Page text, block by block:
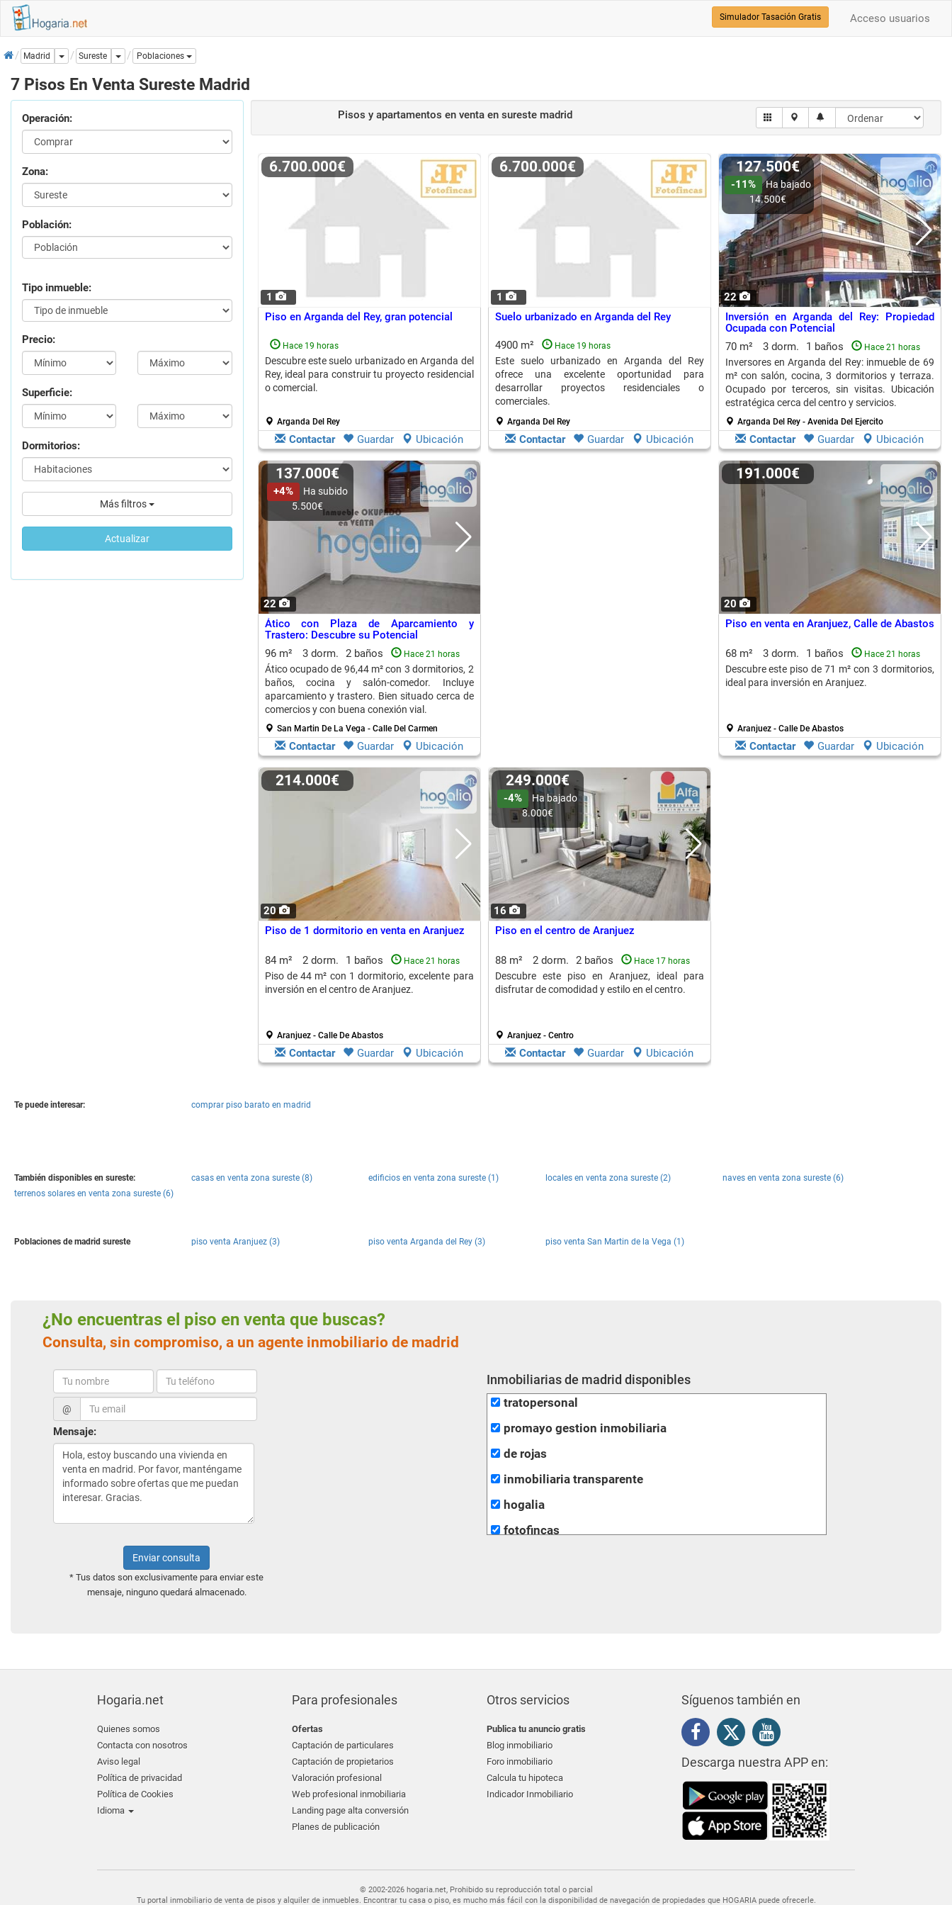
Acceso usuarios
Simulador Tasación Gratis
InicioMadrid Dropdown
Sureste Dropdown
Poblaciones
7 Pisos En Venta Sureste Madrid
Operación:
Zona:
Población:
Tipo inmueble:
Precio:
Superficie:
Dormitorios:
Más filtros
Actualizar
Pisos y apartamentos en venta en sureste madrid
1
6.700.000€
Piso en Arganda del Rey, gran potencial
Hace 19 horas
Descubre este suelo urbanizado en Arganda del
Rey, ideal para construir tu proyecto residencial
o comercial.
Arganda Del Rey
Contactar Guardar Ubicación
1
6.700.000€
Suelo urbanizado en Arganda del Rey
4900 m² Hace 19 horas
Este suelo urbanizado en Arganda del Rey
ofrece una excelente oportunidad para
desarrollar proyectos residenciales o
comerciales.
Arganda Del Rey
Contactar Guardar Ubicación
22
127.500€
-11%
Ha bajado
14.500€
Inversión en Arganda del Rey: Propiedad
Ocupada con Potencial
70 m²
3 dorm. 1 baños Hace 21 horas
Inversores en Arganda del Rey: inmueble de 69
m² con salón, cocina, 3 dormitorios y terraza.
Ocupado por terceros, sin visitas. Ubicación
estratégica cerca del centro y servicios.
Arganda Del Rey - Avenida Del Ejercito
Contactar Guardar Ubicación
22
137.000€
+4%
Ha subido
5.500€
Ático con Plaza de Aparcamiento y
Trastero: Descubre su Potencial
96 m²
3 dorm. 2 baños Hace 21 horas
Ático ocupado de 96,44 m² con 3 dormitorios, 2
baños, cocina y salón-comedor. Incluye
aparcamiento y trastero. Bien situado cerca de
comercios y con buena conexión vial.
San Martin De La Vega - Calle Del Carmen
Contactar Guardar Ubicación
20
191.000€
Piso en venta en Aranjuez, Calle de Abastos
68 m² 3 dorm. 1 baños Hace 21 horas
Descubre este piso de 71 m² con 3 dormitorios,
ideal para inversión en Aranjuez.
Aranjuez - Calle De Abastos
Contactar Guardar Ubicación
20
214.000€
Piso de 1 dormitorio en venta en Aranjuez
84 m² 2 dorm. 1 baños Hace 21 horas
Piso de 44 m² con 1 dormitorio, excelente para
inversión en el centro de Aranjuez.
Aranjuez - Calle De Abastos
Contactar Guardar Ubicación
16
249.000€
-4%
Ha bajado
8.000€
Piso en el centro de Aranjuez
88 m² 2 dorm. 2 baños Hace 17 horas
Descubre este piso en Aranjuez, ideal para
disfrutar de comodidad y estilo en el centro.
Aranjuez - Centro
Contactar Guardar Ubicación
Te puede interesar: comprar piso barato en madrid
También disponibles en sureste: casas en venta zona sureste (8) edificios en venta zona sureste (1) locales en venta zona sureste (2)
naves en venta zona sureste (6)
terrenos solares en venta zona sureste (6)
Poblaciones de madrid sureste piso venta Aranjuez (3) piso venta Arganda del Rey (3) piso venta San Martin de la Vega (1)
¿No encuentras el piso en venta que buscas?
Consulta, sin compromiso, a un agente inmobiliario de madrid
@
Mensaje:
Enviar consulta
* Tus datos son exclusivamente para enviar este
mensaje, ninguno quedará almacenado.
Inmobiliarias de madrid disponibles
tratopersonal
promayo gestion inmobiliaria
de rojas
inmobiliaria transparente
hogalia
fotofincas
Hogaria.net
Quienes somos
Contacta con nosotros
Aviso legal
Política de privacidad
Política de Cookies
Idioma
Para profesionales
Ofertas
Captación de particulares
Captación de propietarios
Valoración profesional
Web profesional inmobiliaria
Landing page alta conversión
Planes de publicación
Otros servicios
Publica tu anuncio gratis
Blog inmobiliario
Foro inmobiliario
Calcula tu hipoteca
Indicador Inmobiliario
Síguenos también en
Descarga nuestra APP en:
© 2002-2026 hogaria.net, Prohibido su reproducción total o parcial
Tu portal inmobiliario de venta de pisos y alquiler de inmuebles. Encontrar tu casa o piso, es mucho más fácil con la disponibilidad de navegación de propiedades que HOGARIA puede ofrecerle.